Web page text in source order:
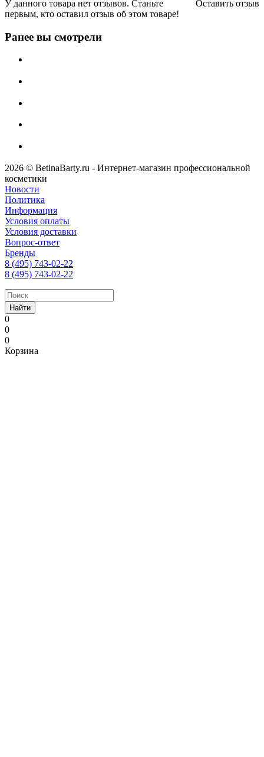
Оставить отзыв
У данного товара нет отзывов. Станьте
первым, кто оставил отзыв об этом товаре!
Ранее вы смотрели
2026 © BetinaBarty.ru - Интернет-магазин профессиональной
косметики
Новости
Политика
Информация
Условия оплаты
Условия доставки
Вопрос-ответ
Бренды
8 (495) 743-02-22
8 (495) 743-02-22
Найти
0
0
0
Корзина